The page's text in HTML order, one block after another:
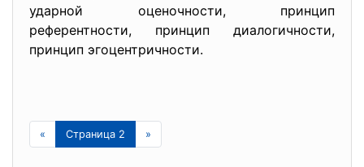
ударной оценочности, принцип
референтности, принцип диалогичности,
принцип эгоцентричности.
« Страница 2 »